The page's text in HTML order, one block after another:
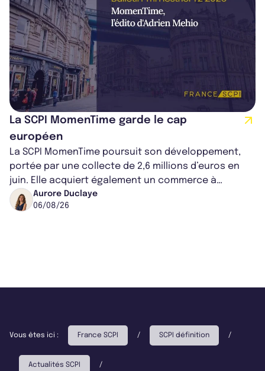
La SCPI MomenTime garde le cap
européen
La SCPI MomenTime poursuit son développement,
portée par une collecte de 2,6 millions d’euros en
juin. Elle acquiert également un commerce à
Worcester, place une plateforme logisti...
Aurore Duclaye
06/08/26
Vous êtes ici : France SCPI / SCPI définition /
Actualités SCPI /